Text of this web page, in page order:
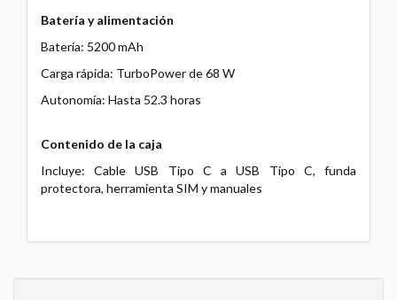
Batería y alimentación
Batería: 5200 mAh
Carga rápida: TurboPower de 68 W
Autonomía: Hasta 52.3 horas
Contenido de la caja
Incluye: Cable USB Tipo C a USB Tipo C, funda
protectora, herramienta SIM y manuales